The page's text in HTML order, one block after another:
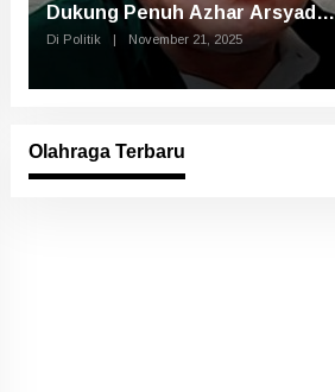
Dukung Penuh Azhar Arsyad
Pimpin DPW PKB Sulsel
Di Politik | November 21, 2025
Olahraga Terbaru